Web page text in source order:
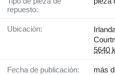
repuesto:
Ubicación:
5640
Fecha de publicación: más